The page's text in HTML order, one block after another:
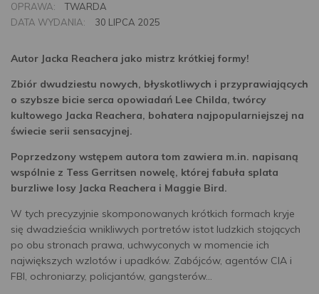
OPRAWA:
TWARDA
DATA WYDANIA:
30 LIPCA 2025
Autor Jacka Reachera jako mistrz krótkiej formy!
Zbiór dwudziestu nowych, błyskotliwych i przyprawiających
o szybsze bicie serca opowiadań Lee Childa, twórcy
kultowego Jacka Reachera, bohatera najpopularniejszej na
świecie serii sensacyjnej.
Poprzedzony wstępem autora tom zawiera m.in. napisaną
wspólnie z Tess Gerritsen nowelę, której fabuła splata
burzliwe losy Jacka Reachera i Maggie Bird.
W tych precyzyjnie skomponowanych krótkich formach kryje
się dwadzieścia wnikliwych portretów istot ludzkich stojących
po obu stronach prawa, uchwyconych w momencie ich
największych wzlotów i upadków. Zabójców, agentów CIA i
FBI, ochroniarzy, policjantów, gangsterów...